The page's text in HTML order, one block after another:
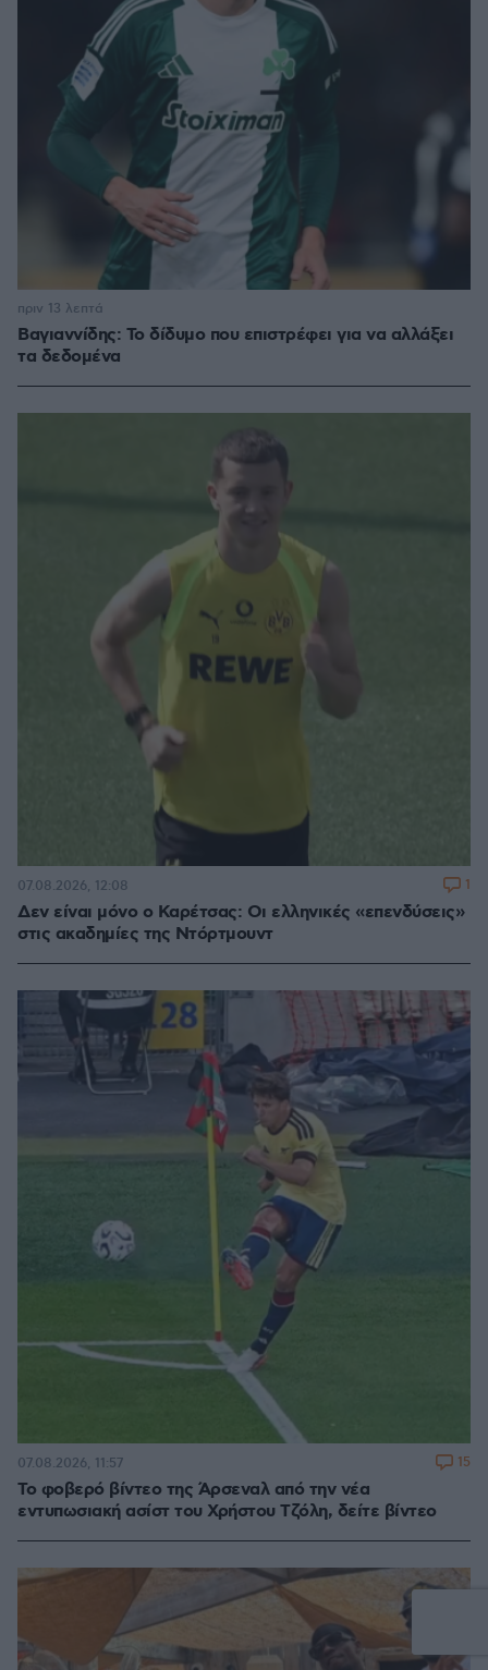
Βαγιαννίδης: Το δίδυμο που επιστρέφει για να αλλάξει
τα δεδομένα
πριν 13 λεπτά
Δεν είναι μόνο ο Καρέτσας: Οι ελληνικές «επενδύσεις»
στις ακαδημίες της Ντόρτμουντ
07.08.2026, 12:08 1
Το φοβερό βίντεο της Άρσεναλ από την νέα
εντυπωσιακή ασίστ του Χρήστου Τζόλη, δείτε βίντεο
07.08.2026, 11:57 15